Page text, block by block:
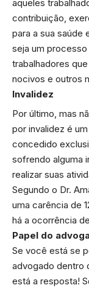
aqueles
contribuição,
para a sua saúde
seja um
trabalhadores
nocivos e outros
Invalidez
Por último, mas
por invalidez é
concedido
sofrendo alguma
realizar suas
Segundo o Dr.
uma carência de
há a ocorrência
Papel do
Se você está se
advogado dentro
está a resposta!